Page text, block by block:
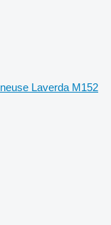
Laverda M152